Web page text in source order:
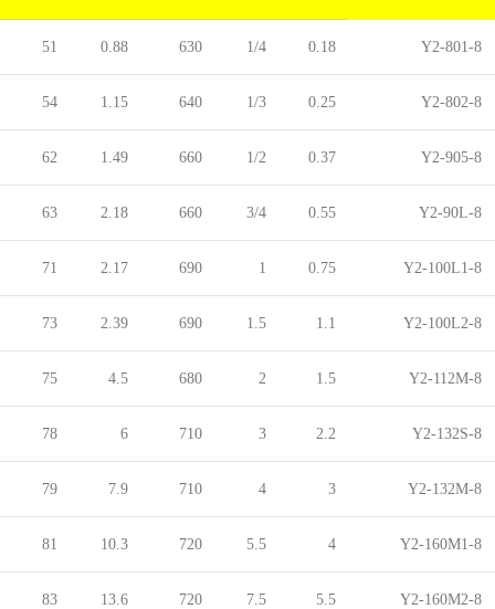
Y2-801-8
0.18
1/4
630
0.88
51
Y2-802-8
0.25
1/3
640
1.15
54
Y2-905-8
0.37
1/2
660
1.49
62
Y2-90L-8
0.55
3/4
660
2.18
63
Y2-100L1-8
0.75
1
690
2.17
71
Y2-100L2-8
1.1
1.5
690
2.39
73
Y2-112M-8
1.5
2
680
4.5
75
Y2-132S-8
2.2
3
710
6
78
Y2-132M-8
3
4
710
7.9
79
Y2-160M1-8
4
5.5
720
10.3
81
Y2-160M2-8
5.5
7.5
720
13.6
83